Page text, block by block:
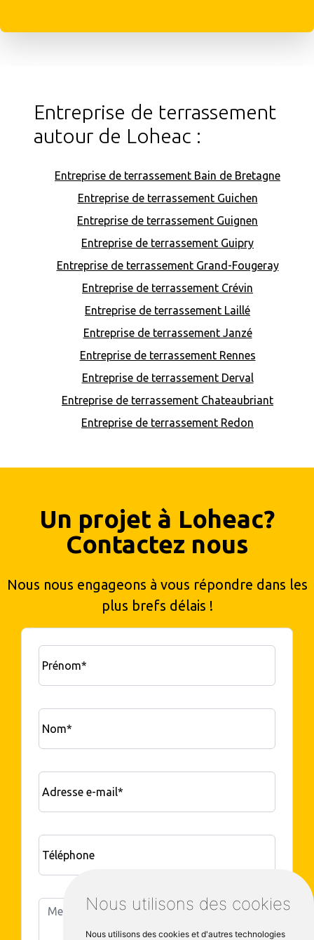
Nous utilisons des cookies
Nous utilisons des cookies et d'autres technologies
Entreprise de terrassement
autour de Loheac :
Entreprise de terrassement Bain de Bretagne
Entreprise de terrassement Guichen
Entreprise de terrassement Guignen
Entreprise de terrassement Guipry
Entreprise de terrassement Grand-Fougeray
Entreprise de terrassement Crévin
Entreprise de terrassement Laillé
Entreprise de terrassement Janzé
Entreprise de terrassement Rennes
Entreprise de terrassement Derval
Entreprise de terrassement Chateaubriant
Entreprise de terrassement Redon
Un projet à Loheac?
Contactez nous
Nous nous engageons à vous répondre dans les
plus brefs délais !
Prénom*
Nom*
Adresse e-mail*
Téléphone